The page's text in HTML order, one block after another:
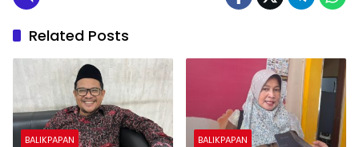
Related Posts
BALIKPAPAN BALIKPAPAN